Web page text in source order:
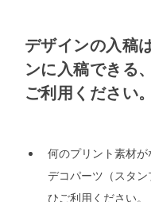
デザインの入稿
ンに入稿できる
ご利用ください。
何のプリント素材が
デコパーツ（スタ
ひご利用ください。